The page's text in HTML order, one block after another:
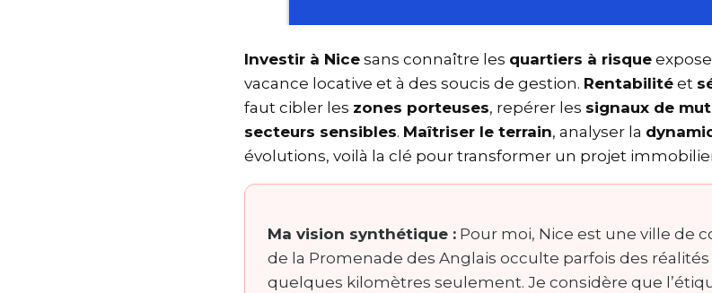
Investir à Nicesans connaître lesquartiers à risque
vacance locative et à des soucis de gestion.Rentabilitéet
faut cibler leszones porteuses , repérer lessignaux de
secteurs sensibles .Maîtriser le terrain , analyser la
évolutions, voilà la clé pour transformer un projet
Ma vision synthétique :Pour moi, Nice est une ville de
de la Promenade des Anglais occulte parfois des
quelques kilomètres seulement. Je considère que